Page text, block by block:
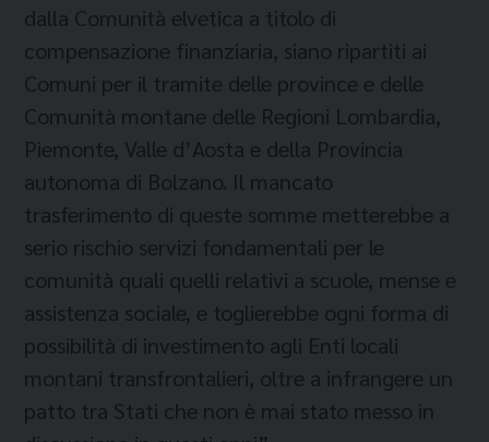
dalla Comunità elvetica a titolo di
compensazione finanziaria, siano ripartiti ai
Comuni per il tramite delle province e delle
Comunità montane delle Regioni Lombardia,
Piemonte, Valle d’Aosta e della Provincia
autonoma di Bolzano. Il mancato
trasferimento di queste somme metterebbe a
serio rischio servizi fondamentali per le
comunità quali quelli relativi a scuole, mense e
assistenza sociale, e toglierebbe ogni forma di
possibilità di investimento agli Enti locali
montani transfrontalieri, oltre a infrangere un
patto tra Stati che non è mai stato messo in